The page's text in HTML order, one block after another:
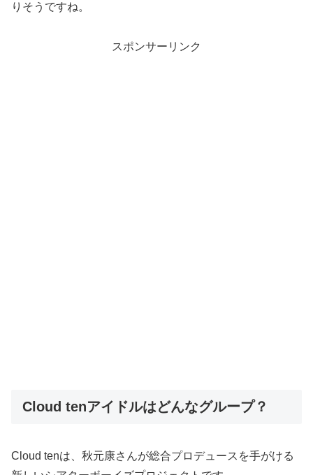
りそうですね。
スポンサーリンク
Cloud tenアイドルはどんなグループ？
Cloud tenは、秋元康さんが総合プロデュースを手がける